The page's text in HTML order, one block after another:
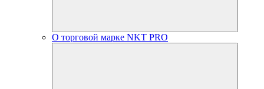
О торговой марке NKT PRO